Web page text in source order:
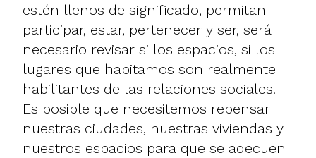
estén llenos de significado, permitan
participar, estar, pertenecer y ser, será
necesario revisar si los espacios, si los
lugares que habitamos son realmente
habilitantes de las relaciones sociales.
Es posible que necesitemos repensar
nuestras ciudades, nuestras viviendas y
nuestros espacios para que se adecuen